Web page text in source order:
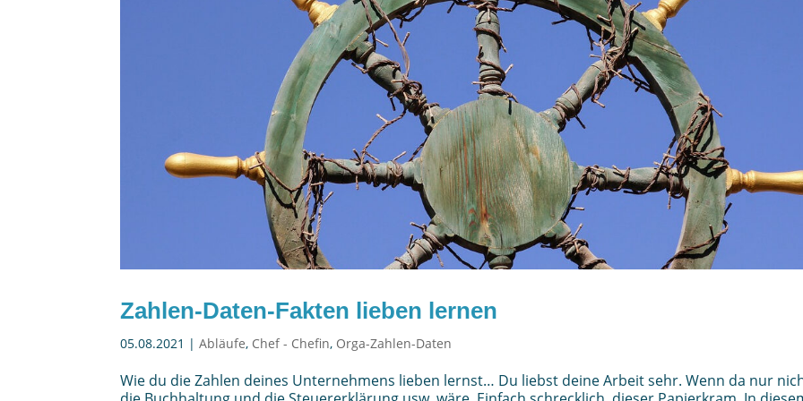
Zahlen-Daten-Fakten lieben lernen
05.08.2021 |Abläufe, Chef - Chefin, Orga-Zahlen-Daten
Wie du die Zahlen deines Unternehmens lieben lernst… ­Du liebst deine Arbeit sehr. Wenn da nur